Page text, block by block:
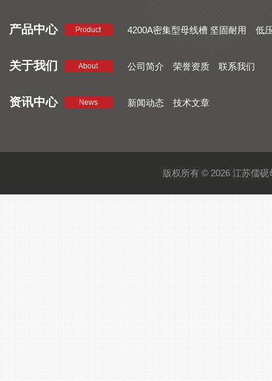
产品中心 Product 4200A密集型母线槽 坚固耐用
低
关于我们 About 公司简介 荣誉资质 联系我们
资讯中心 News 新闻动态 技术文章
版权所有 © 2026 江苏儒